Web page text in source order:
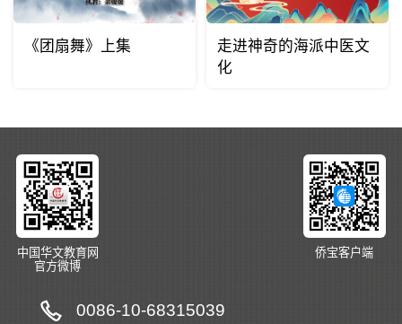
《团扇舞》上集
走进神奇的海派中医文
化
中国华文教育网
官方微博
侨宝客户端
0086-10-68315039